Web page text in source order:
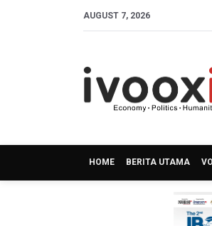
AUGUST 7, 2026
HOME BERITA UTAMA